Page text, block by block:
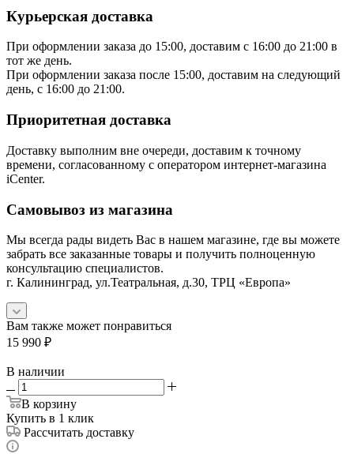
Курьерская доставка
При оформлении заказа до 15:00, доставим с 16:00 до 21:00 в
тот же день.
При оформлении заказа после 15:00, доставим на следующий
день, с 16:00 до 21:00.
Приоритетная доставка
Доставку выполним вне очереди, доставим к точному
времени, согласованному с оператором интернет-магазина
iCenter.
Самовывоз из магазина
Мы всегда рады видеть Вас в нашем магазине, где вы можете
забрать все заказанные товары и получить полноценную
консультацию специалистов.
г. Калининград, ул.Театральная, д.30, ТРЦ «Европа»
Вам также может понравиться
15 990 ₽
В наличии
В корзину
Купить в 1 клик
Рассчитать доставку